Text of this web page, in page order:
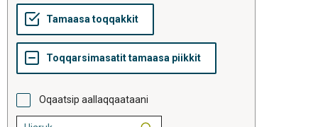
Oqaatsip aallaqqaataani